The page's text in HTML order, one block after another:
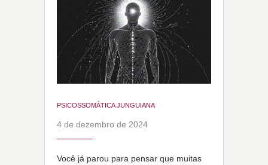
PSICOSSOMÁTICA JUNGUIANA
4 de dezembro de 2024
Você já parou para pensar que muitas